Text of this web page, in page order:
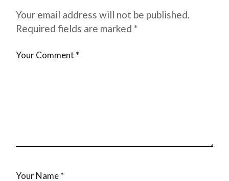
Your email address will not be published.
Required fields are marked*